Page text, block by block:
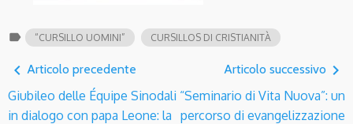
label “CURSILLO UOMINI” CURSILLOS DI CRISTIANITÀ
navigate_before Articolo precedente
Giubileo delle Équipe Sinodali
in dialogo con papa Leone: la
Articolo successivo navigate_next
“Seminario di Vita Nuova”: un
percorso di evangelizzazione